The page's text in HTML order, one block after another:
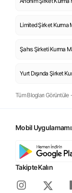
Limited Şirket Kurma
Şahıs Şirketi Kurma
Yurt Dışında Şirket
Tüm Blogları Görüntüle
Mobil
Takipte Kalın
Instagram
X